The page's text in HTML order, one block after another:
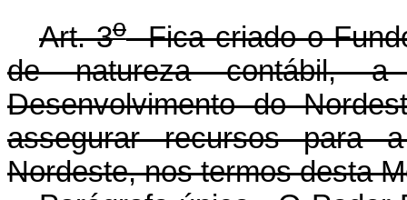
Art. 3oFica criado o
de natureza contábil,
Desenvolvimento do
assegurar recursos para
Nordeste, nos termos desta